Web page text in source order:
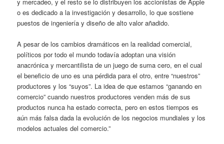
y mercadeo, y el resto se lo distribuyen los accionistas de Apple
o es dedicado a la investigación y desarrollo, lo que sostiene
puestos de ingeniería y diseño de alto valor añadido.
A pesar de los cambios dramáticos en la realidad comercial,
políticos por todo el mundo todavía adoptan una visión
anacrónica y mercantilista de un juego de suma cero, en el cual
el beneficio de uno es una pérdida para el otro, entre “nuestros”
productores y los “suyos”. La idea de que estamos “ganando en
comercio” cuando nuestros productores venden más de sus
productos nunca ha estado correcta, pero en estos tiempos es
aún más falsa dada la evolución de los negocios mundiales y los
modelos actuales del comercio.”